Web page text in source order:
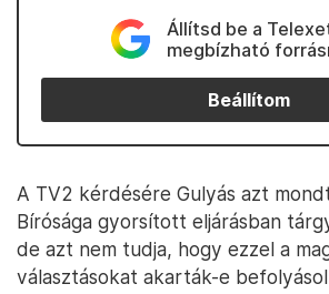
Állítsd be a
megbízható
Beállítom
A TV2 kérdésére Gulyás azt
Bírósága gyorsított eljárásban
de azt nem tudja, hogy ezzel a
választásokat akarták-e